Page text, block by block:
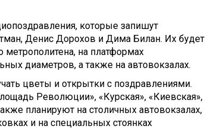
которые запишут
Денис Дорохов и Дима Билан. Их будет
на платформах
диаметров, а также на автовокзалах.
цветы и открытки с поздравлениями.
Революции», «Курская», «Киевская»,
планируют на столичных автовокзалах,
и на специальных стоянках